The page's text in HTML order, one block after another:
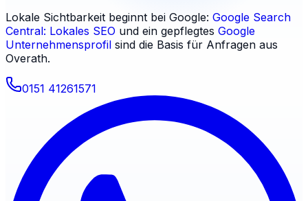
Lokale Sichtbarkeit beginnt bei Google: Google Search
Central: Lokales SEO und ein gepflegtes Google
Unternehmensprofil sind die Basis für Anfragen aus
Overath.
0151 41261571